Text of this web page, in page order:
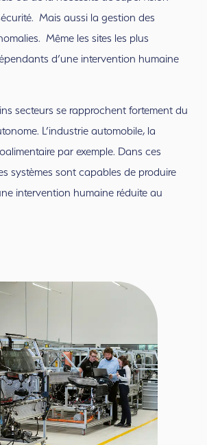
Mais aussi la gestion des
Même les sites les plus
d’une intervention humaine
secteurs se rapprochent fortement du
L’industrie automobile, la
par exemple. Dans ces
systèmes sont capables de produire
intervention humaine réduite au